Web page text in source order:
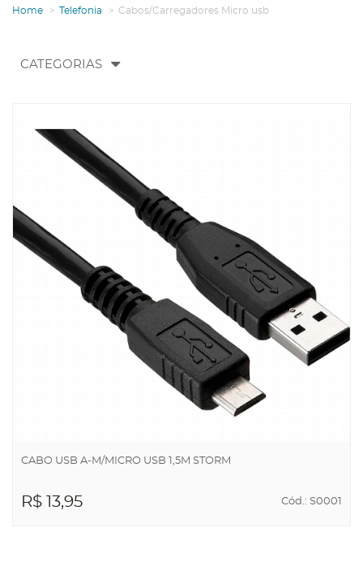
Home Telefonia Cabos/Carregadores Micro usb
Toggle
CATEGORIAS
CABO USB A-M/MICRO USB 1,5M STORM
R$ 13,95 Cód.: S0001